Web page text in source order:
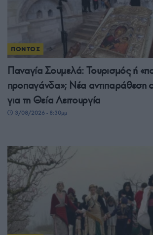
ΠΟΝΤΟΣ
Παναγία Σουμελά: Τουρισμός ή
προπαγάνδα»; Νέα αντιπαράθεση
για τη Θεία Λειτουργία
3/08/2026 - 8:30μμ